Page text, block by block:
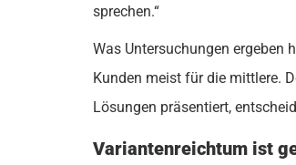
sprechen.“
Was Untersuchungen ergeben
Kunden meist für die mittlere.
Lösungen präsentiert,
Variantenreichtum ist